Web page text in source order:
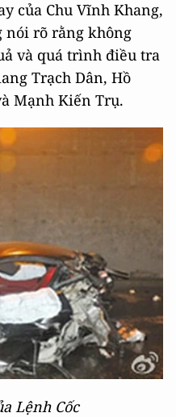
của Chu Vĩnh Khang,
nói rõ rằng không
và quá trình điều tra
Trạch Dân, Hồ
Mạnh Kiến Trụ.
Lệnh Cốc